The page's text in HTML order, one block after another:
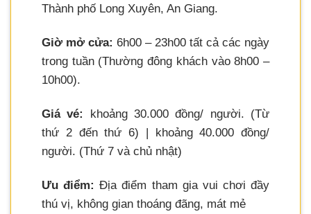
Thành phố Long Xuyên, An Giang.
Giờ mở cửa: 6h00 – 23h00 tất cả các ngày
trong tuần (Thường đông khách vào 8h00 –
10h00).
Giá vé:
khoảng 30.000 đồng/ người. (Từ
thứ 2 đến thứ 6) | khoảng 40.000 đồng/
người. (Thứ 7 và chủ nhật)
Ưu điểm: Địa điểm tham gia vui chơi đầy
thú vị, không gian thoáng đãng, mát mẻ